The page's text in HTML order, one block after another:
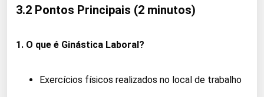
3.2 Pontos Principais (2 minutos)
1. O que é Ginástica Laboral?
Exercícios físicos realizados no local de trabalho